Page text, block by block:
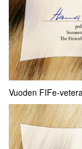
Vuoden FIFe-